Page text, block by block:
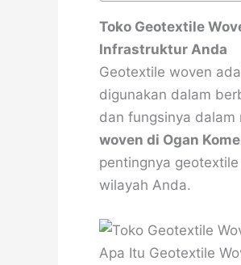
Toko Geotextile
Infrastruktur Anda
Geotextile woven
digunakan dalam
dan fungsinya
woven di Ogan
pentingnya
wilayah Anda.
Apa Itu Geotextile